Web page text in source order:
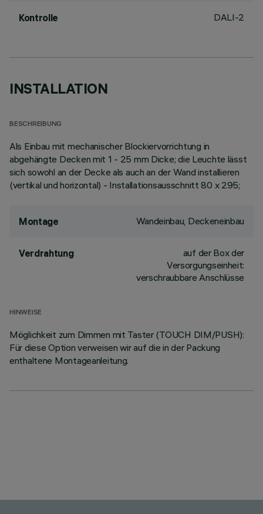
Kontrolle DALI-2
INSTALLATION
BESCHREIBUNG
Als Einbau mit mechanischer Blockiervorrichtung in
abgehängte Decken mit 1 - 25 mm Dicke; die Leuchte lässt
sich sowohl an der Decke als auch an der Wand installieren
(vertikal und horizontal) - Installationsausschnitt 80 x 295;
Montage Wandeinbau, Deckeneinbau
Verdrahtung
auf der Box der
Versorgungseinheit:
verschraubbare Anschlüsse
HINWEISE
Möglichkeit zum Dimmen mit Taster (TOUCH DIM/PUSH):
Für diese Option verweisen wir auf die in der Packung
enthaltene Montageanleitung.